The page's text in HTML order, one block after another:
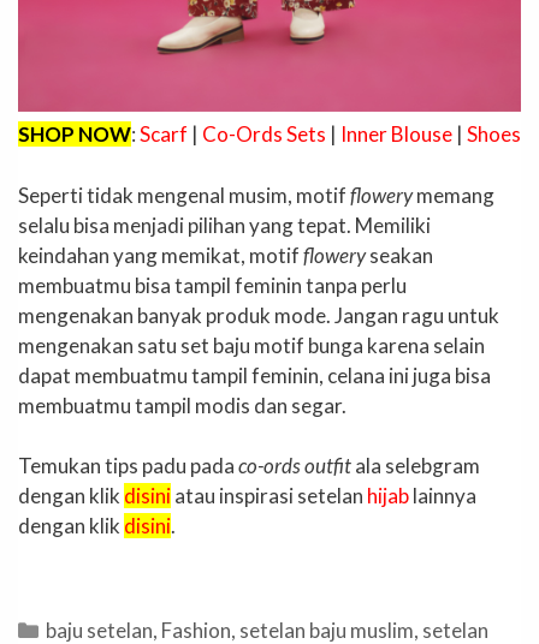
SHOP NOW:Scarf | Co-Ords Sets | Inner Blouse | Shoes
Seperti tidak mengenal musim, motifflowerymemang
selalu bisa menjadi pilihan yang tepat. Memiliki
keindahan yang memikat, motiffloweryseakan
membuatmu bisa tampil feminin tanpa perlu
mengenakan banyak produk mode. Jangan ragu untuk
mengenakan satu set baju motif bunga karena selain
dapat membuatmu tampil feminin, celana ini juga bisa
membuatmu tampil modis dan segar.
Temukan tips padu padaco-ords outfitala selebgram
dengan klik disiniatau inspirasi setelan hijablainnya
dengan klik disini.
Categories
baju setelan, Fashion, setelan baju muslim, setelan